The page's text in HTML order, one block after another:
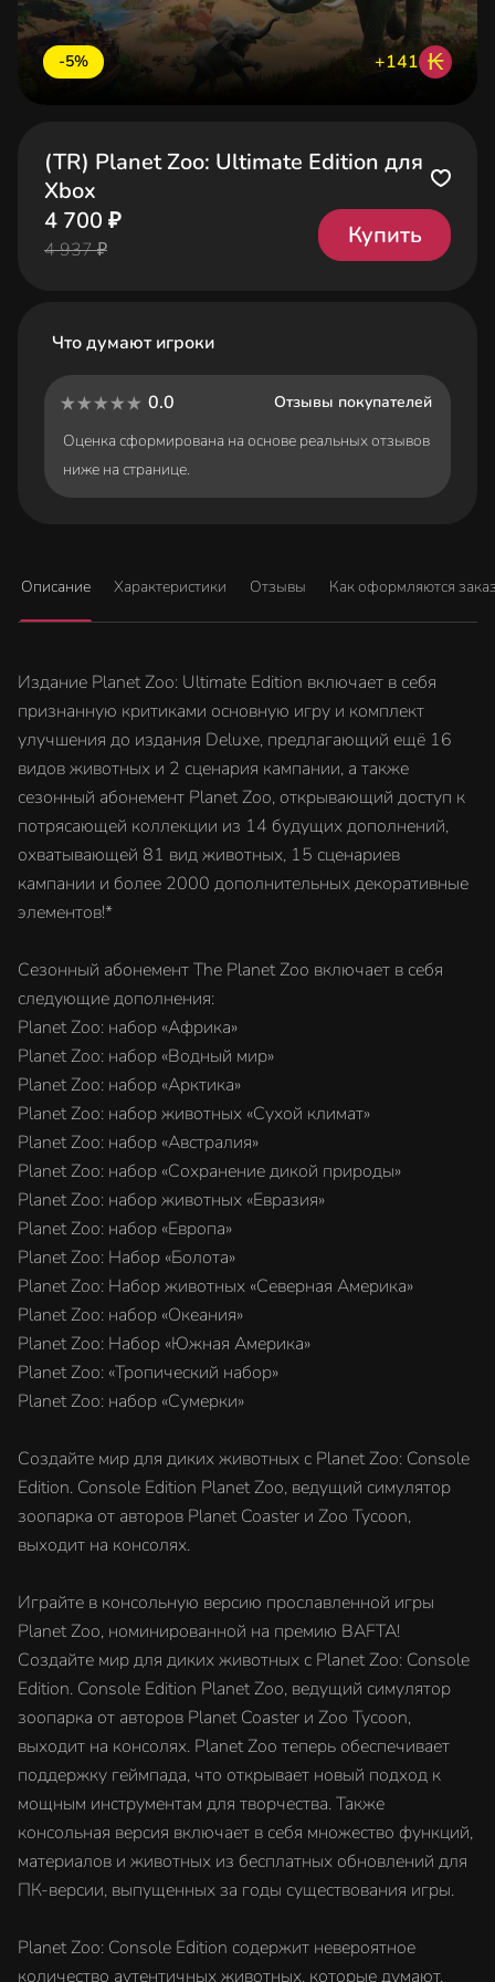
-5% +141 ₭
(TR) Planet Zoo: Ultimate Edition для
Xbox
4 700 ₽
4 937 ₽
Купить
Что думают игроки
0.0
Отзывы покупателей
Оценка сформирована на основе реальных отзывов
ниже на странице.
Описание Характеристики Отзывы Как оформляются
Издание Planet Zoo: Ultimate Edition включает в себя
признанную критиками основную игру и комплект
улучшения до издания Deluxe, предлагающий ещё 16
видов животных и 2 сценария кампании, а также
сезонный абонемент Planet Zoo, открывающий доступ к
потрясающей коллекции из 14 будущих дополнений,
охватывающей 81 вид животных, 15 сценариев
кампании и более 2000 дополнительных декоративные
элементов!*
Сезонный абонемент The Planet Zoo включает в себя
следующие дополнения:
Planet Zoo: набор «Африка»
Planet Zoo: набор «Водный мир»
Planet Zoo: набор «Арктика»
Planet Zoo: набор животных «Сухой климат»
Planet Zoo: набор «Австралия»
Planet Zoo: набор «Сохранение дикой природы»
Planet Zoo: набор животных «Евразия»
Planet Zoo: набор «Европа»
Planet Zoo: Набор «Болота»
Planet Zoo: Набор животных «Северная Америка»
Planet Zoo: набор «Океания»
Planet Zoo: Набор «Южная Америка»
Planet Zoo: «Тропический набор»
Planet Zoo: набор «Сумерки»
Создайте мир для диких животных с Planet Zoo: Console
Edition. Console Edition Planet Zoo, ведущий симулятор
зоопарка от авторов Planet Coaster и Zoo Tycoon,
выходит на консолях.
Играйте в консольную версию прославленной игры
Planet Zoo, номинированной на премию BAFTA!
Создайте мир для диких животных с Planet Zoo: Console
Edition. Console Edition Planet Zoo, ведущий симулятор
зоопарка от авторов Planet Coaster и Zoo Tycoon,
выходит на консолях. Planet Zoo теперь обеспечивает
поддержку геймпада, что открывает новый подход к
мощным инструментам для творчества. Также
консольная версия включает в себя множество функций,
материалов и животных из бесплатных обновлений для
ПК-версии, выпущенных за годы существования игры.
Planet Zoo: Console Edition содержит невероятное
количество аутентичных животных, которые думают,